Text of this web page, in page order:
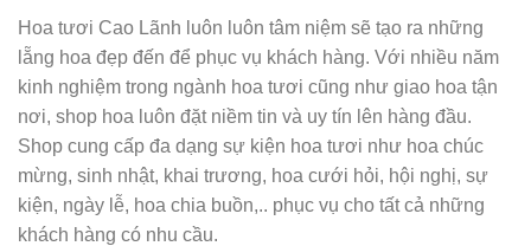
Hoa tươi Cao Lãnh luôn luôn tâm niệm sẽ tạo ra những
lẵng hoa đẹp đến để phục vụ khách hàng. Với nhiều năm
kinh nghiệm trong ngành hoa tươi cũng như giao hoa tận
nơi, shop hoa luôn đặt niềm tin và uy tín lên hàng đầu.
Shop cung cấp đa dạng sự kiện hoa tươi như hoa chúc
mừng, sinh nhật, khai trương, hoa cưới hỏi, hội nghị, sự
kiện, ngày lễ, hoa chia buồn,.. phục vụ cho tất cả những
khách hàng có nhu cầu.